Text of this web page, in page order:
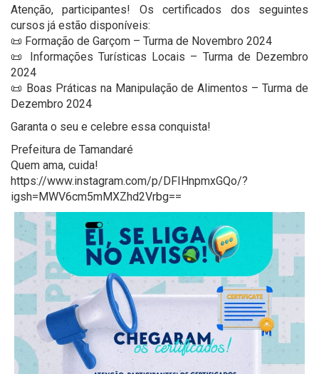
Atenção, participantes! Os certificados dos seguintes
cursos já estão disponíveis:
📜 Formação de Garçom – Turma de Novembro 2024
📜 Informações Turísticas Locais – Turma de Dezembro
2024
📜 Boas Práticas na Manipulação de Alimentos – Turma de
Dezembro 2024
Garanta o seu e celebre essa conquista!
Prefeitura de Tamandaré
Quem ama, cuida!
https://www.instagram.com/p/DFIHnpmxGQo/?
igsh=MWV6cm5mMXZhd2Vrbg==